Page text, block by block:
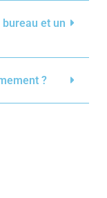
et un
?